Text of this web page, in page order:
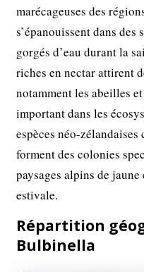
marécageuses des
s’épanouissent dans des
gorgés d’eau durant la
riches en nectar attirent
notamment les abeilles
important dans les
espèces néo-
forment des colonies
paysages alpins de
estivale.
Répartition
Bulbinella